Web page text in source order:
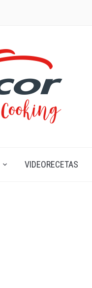
VIDEORECETAS